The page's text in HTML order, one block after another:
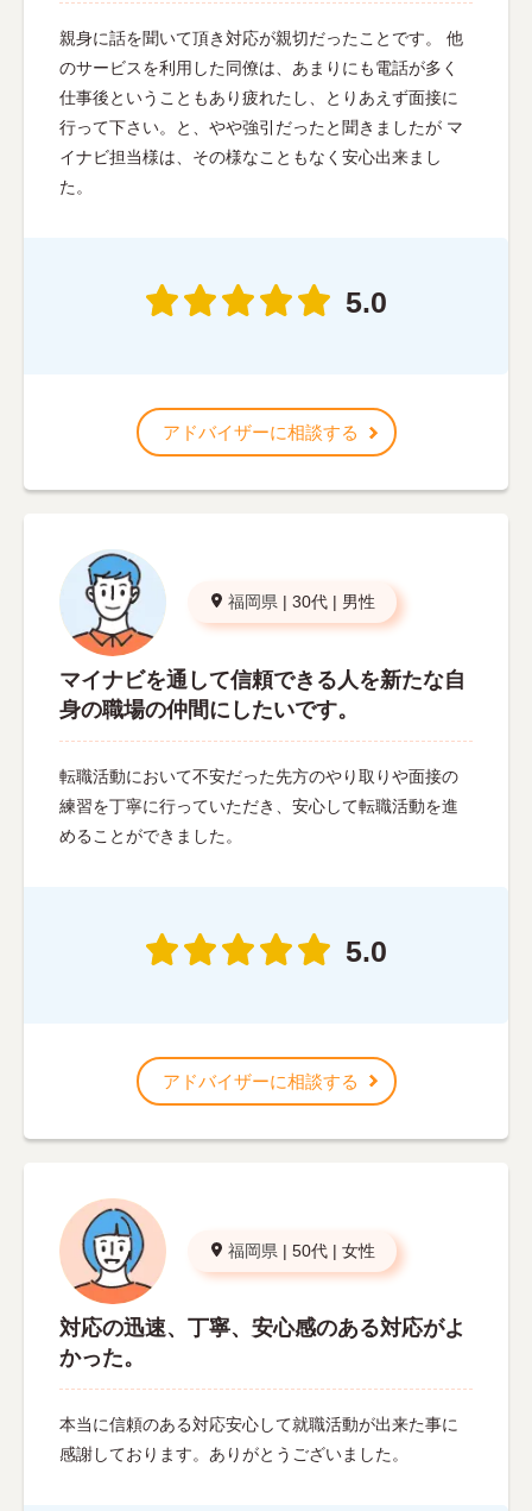
親身に話を聞いて頂き対応が親切だったことです。 他
のサービスを利用した同僚は、あまりにも電話が多く
仕事後ということもあり疲れたし、とりあえず面接に
行って下さい。と、やや強引だったと聞きましたが マ
イナビ担当様は、その様なこともなく安心出来まし
た。
5.0
アドバイザーに相談する
福岡県 | 30代 | 男性
マイナビを通して信頼できる人を新たな自
身の職場の仲間にしたいです。
転職活動において不安だった先方のやり取りや面接の
練習を丁寧に行っていただき、安心して転職活動を進
めることができました。
5.0
アドバイザーに相談する
福岡県 | 50代 | 女性
対応の迅速、丁寧、安心感のある対応がよ
かった。
本当に信頼のある対応安心して就職活動が出来た事に
感謝しております。ありがとうございました。